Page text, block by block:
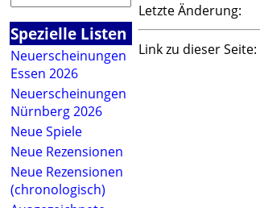
Spezielle Listen
Neuerscheinungen
Essen 2026
Neuerscheinungen
Nürnberg 2026
Neue Spiele
Neue Rezensionen
Neue Rezensionen
(chronologisch)
Letzte Änderung:
Link zu dieser Seite: